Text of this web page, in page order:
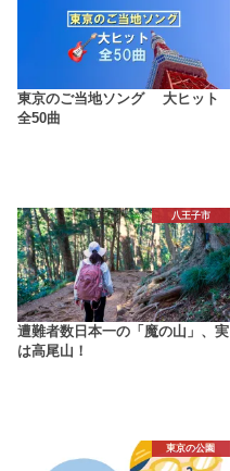
東京のご当地ソング 大ヒット
全50曲
八王子市
遭難者数日本一の「魔の山」、実
は高尾山！
東京の公園